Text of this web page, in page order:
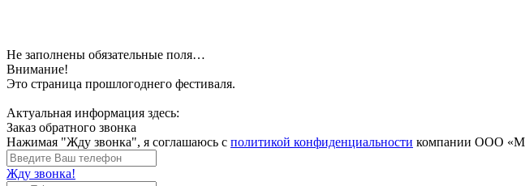
Не заполнены обязательные поля…
Внимание!
Это страница прошлогоднего фестиваля.
Актуальная информация здесь:
Заказ обратного звонка
Нажимая "Жду звонка", я соглашаюсь с политикой конфиденциальности компании ООО
Жду звонка!